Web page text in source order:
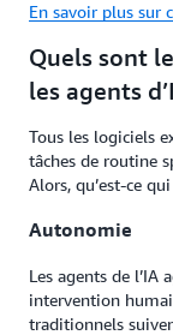
En savoir plus sur
Quels sont
les agents
Tous les logiciels
tâches de routine
Alors, qu’est-ce
Autonomie
Les agents de l’IA
intervention
traditionnels